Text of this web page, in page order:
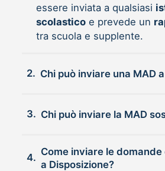
essere inviata a qualsiasi
scolasticoe prevede un
tra scuola e supplente.
2.
3. Chi può inviare la MAD
4.
Come inviare le domande
a Disposizione?